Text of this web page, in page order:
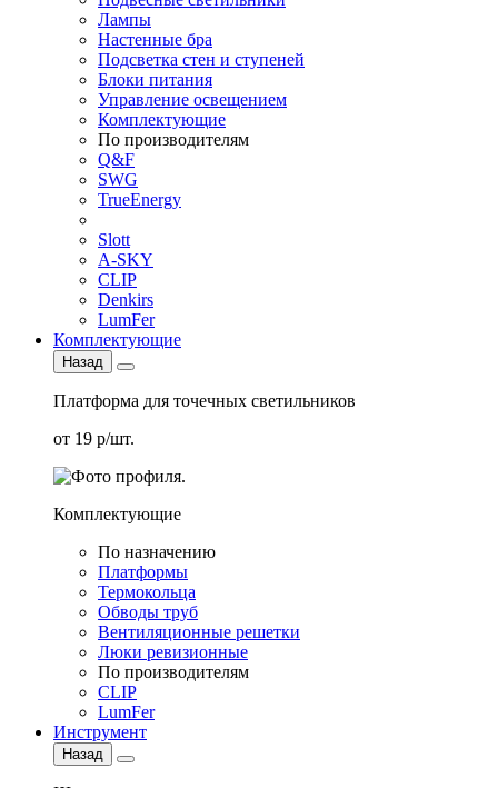
Лампы
Настенные бра
Подсветка стен и ступеней
Блоки питания
Управление освещением
Комплектующие
По производителям
Q&F
SWG
TrueEnergy
Slott
A-SKY
CLIP
Denkirs
LumFer
Комплектующие
Назад
Платформа для точечных светильников
от 19 р/шт.
Комплектующие
По назначению
Платформы
Термокольца
Обводы труб
Вентиляционные решетки
Люки ревизионные
По производителям
CLIP
LumFer
Инструмент
Назад